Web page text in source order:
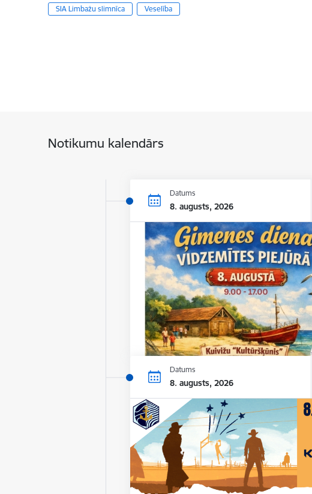
SIA Limbažu slimnīca Veselība
Notikumu kalendārs
Datums
8. augusts, 2026
Datums
8. augusts, 2026